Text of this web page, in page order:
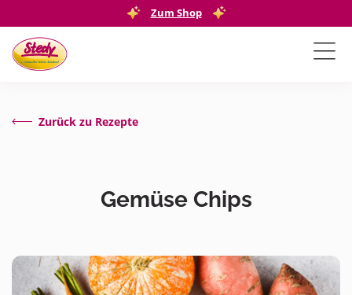
Zum Shop
Zurück zu Rezepte
Gemüse Chips